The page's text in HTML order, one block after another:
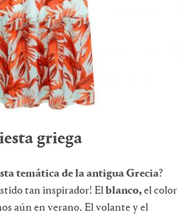
griega
temática de la antigua Grecia?
tan inspirador! Elblanco,el color
aún en verano. El volante y el